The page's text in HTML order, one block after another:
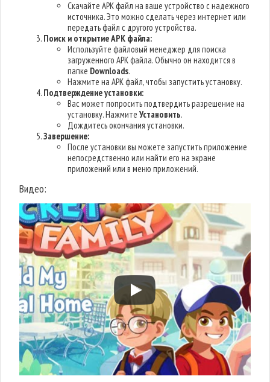
Скачайте APK файл на ваше устройство с надежного
источника. Это можно сделать через интернет или
передать файл с другого устройства.
Поиск и открытие APK файла:
Используйте файловый менеджер для поиска
загруженного APK файла. Обычно он находится в
папке Downloads.
Нажмите на APK файл, чтобы запустить установку.
Подтверждение установки:
Вас может попросить подтвердить разрешение на
установку. НажмитеУстановить.
Дождитесь окончания установки.
Завершение:
После установки вы можете запустить приложение
непосредственно или найти его на экране
приложений или в меню приложений.
Видео: